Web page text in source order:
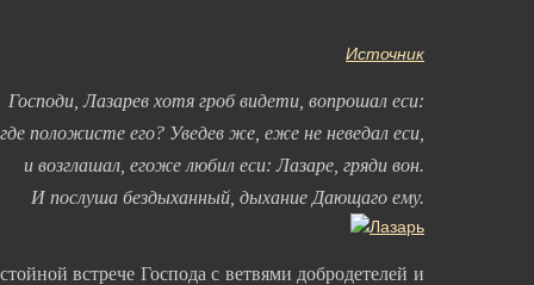
Источник
Господи, Лазарев хотя гроб видети, вопрошал еси:
где положисте его? Уведев же, еже не неведал еси,
и возглашал, егоже любил еси: Лазаре, гряди вон.
И послуша бездыханный, дыхание Дающаго ему.
встрече Господа с ветвями добродетелей и